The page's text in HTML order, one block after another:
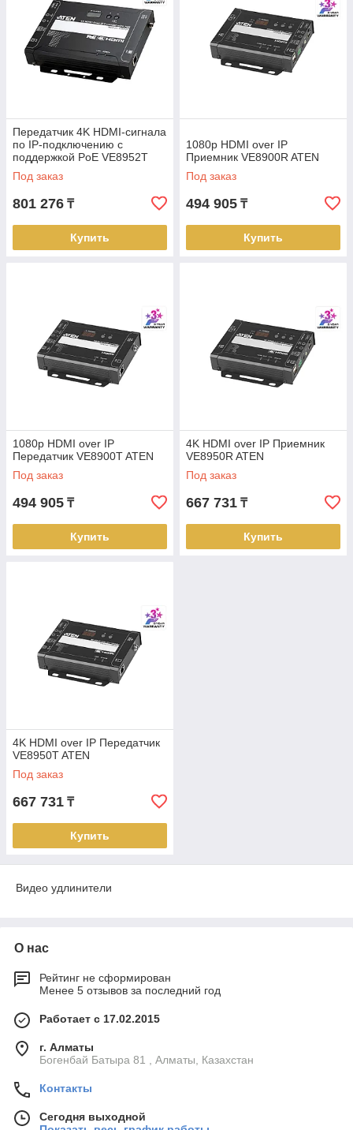
Передатчик 4K HDMI-сигнала
по IP-подключению с
поддержкой PoE VE8952T
ATEN
Под заказ
801 276 ₸
Купить
1080p HDMI over IP
Приемник VE8900R ATEN
Под заказ
494 905 ₸
Купить
1080p HDMI over IP
Передатчик VE8900T ATEN
Под заказ
494 905 ₸
Купить
4K HDMI over IP Приемник
VE8950R ATEN
Под заказ
667 731 ₸
Купить
4K HDMI over IP Передатчик
VE8950T ATEN
Под заказ
667 731 ₸
Купить
Видео удлинители
О нас
Рейтинг не сформирован
Менее 5 отзывов за последний год
Работает с 17.02.2015
г. Алматы
Богенбай Батыра 81 , Алматы, Казахстан
Контакты
Сегодня выходной